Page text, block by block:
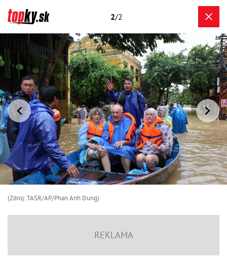
2/2
(Zdroj: TASR/AP/Phan Anh Dung)